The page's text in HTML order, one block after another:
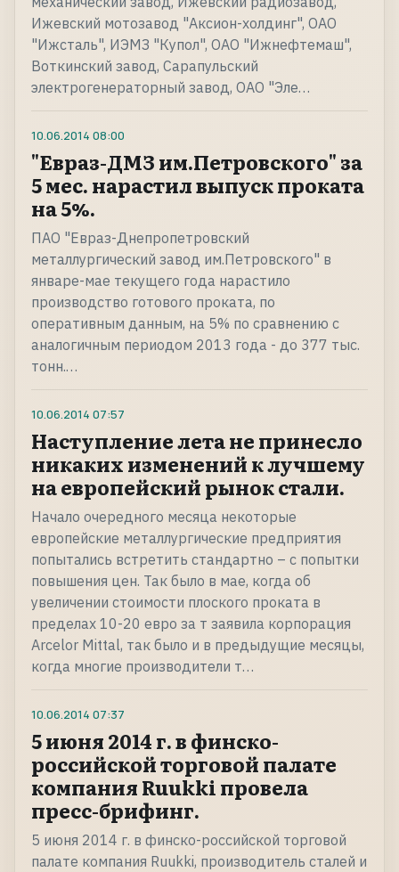
Ижевский мотозавод "Аксион-холдинг", ОАО
"Ижсталь", ИЭМЗ "Купол", ОАО "Ижнефтемаш",
Воткинский завод, Сарапульский
электрогенераторный завод, ОАО "Эле…
10.06.2014 08:00
"Евраз-ДМЗ им.Петровского" за
5 мес. нарастил выпуск проката
на 5%.
ПАО "Евраз-Днепропетровский
металлургический завод им.Петровского" в
январе-мае текущего года нарастило
производство готового проката, по
оперативным данным, на 5% по сравнению с
аналогичным периодом 2013 года - до 377 тыс.
тонн.…
10.06.2014 07:57
Наступление лета не принесло
никаких изменений к лучшему
на европейский рынок стали.
Начало очередного месяца некоторые
европейские металлургические предприятия
попытались встретить стандартно – с попытки
повышения цен. Так было в мае, когда об
увеличении стоимости плоского проката в
пределах 10-20 евро за т заявила корпорация
Arcelor Mittal, так было и в предыдущие месяцы,
когда многие производители т…
10.06.2014 07:37
5 июня 2014 г. в финско-
российской торговой палате
компания Ruukki провела
пресс-брифинг.
5 июня 2014 г. в финско-российской торговой
палате компания Ruukki, производитель сталей и